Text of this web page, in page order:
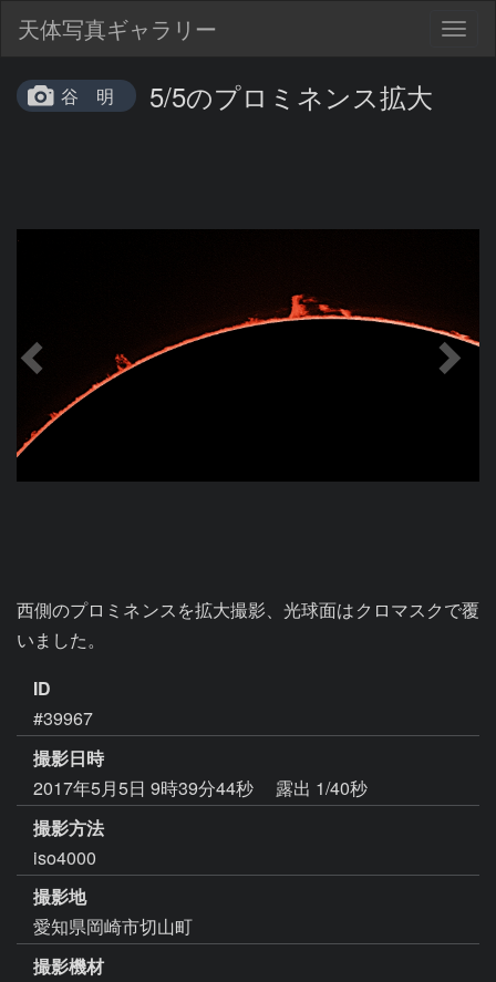
天体写真ギャラリー
谷 明 5/5のプロミネンス拡大
西側のプロミネンスを拡大撮影、光球面はクロマスクで覆
いました。
ID
#39967
撮影日時
2017年5月5日 9時39分44秒
露出 1/40秒
撮影方法
iso4000
撮影地
愛知県岡崎市切山町
撮影機材